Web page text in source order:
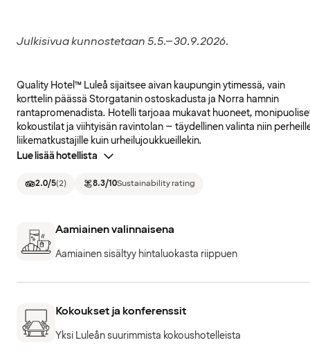
Julkisivua kunnostetaan 5.5.–30.9.2026.
Quality Hotel™ Luleå sijaitsee aivan kaupungin ytimessä, vain
korttelin päässä Storgatanin ostoskadusta ja Norra hamnin
rantapromenadista. Hotelli tarjoaa mukavat huoneet,
kokoustilat ja viihtyisän ravintolan – täydellinen valinta niin
liikematkustajille kuin urheilujoukkueillekin.
Lue lisää hotellista
2.0/5(2) 8.3/10Sustainability rating
Aamiainen valinnaisena
Aamiainen sisältyy hintaluokasta riippuen
Kokoukset ja konferenssit
Yksi Luleån suurimmista kokoushotelleista